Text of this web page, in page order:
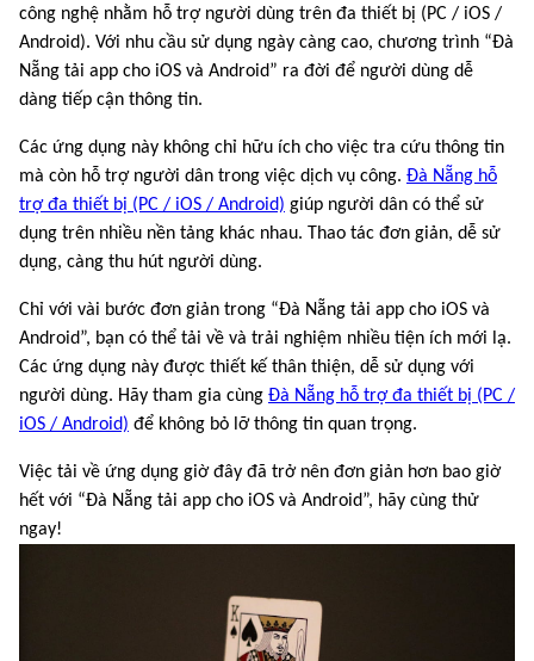
công nghệ nhằm hỗ trợ người dùng trên đa thiết bị (PC / iOS /
Android). Với nhu cầu sử dụng ngày càng cao, chương trình “Đà
Nẵng tải app cho iOS và Android” ra đời để người dùng dễ
dàng tiếp cận thông tin.
Các ứng dụng này không chỉ hữu ích cho việc tra cứu thông tin
mà còn hỗ trợ người dân trong việc dịch vụ công. Đà Nẵng hỗ
trợ đa thiết bị (PC / iOS / Android) giúp người dân có thể sử
dụng trên nhiều nền tảng khác nhau. Thao tác đơn giản, dễ sử
dụng, càng thu hút người dùng.
Chỉ với vài bước đơn giản trong “Đà Nẵng tải app cho iOS và
Android”, bạn có thể tải về và trải nghiệm nhiều tiện ích mới lạ.
Các ứng dụng này được thiết kế thân thiện, dễ sử dụng với
người dùng. Hãy tham gia cùng Đà Nẵng hỗ trợ đa thiết bị (PC /
iOS / Android) để không bỏ lỡ thông tin quan trọng.
Việc tải về ứng dụng giờ đây đã trở nên đơn giản hơn bao giờ
hết với “Đà Nẵng tải app cho iOS và Android”, hãy cùng thử
ngay!